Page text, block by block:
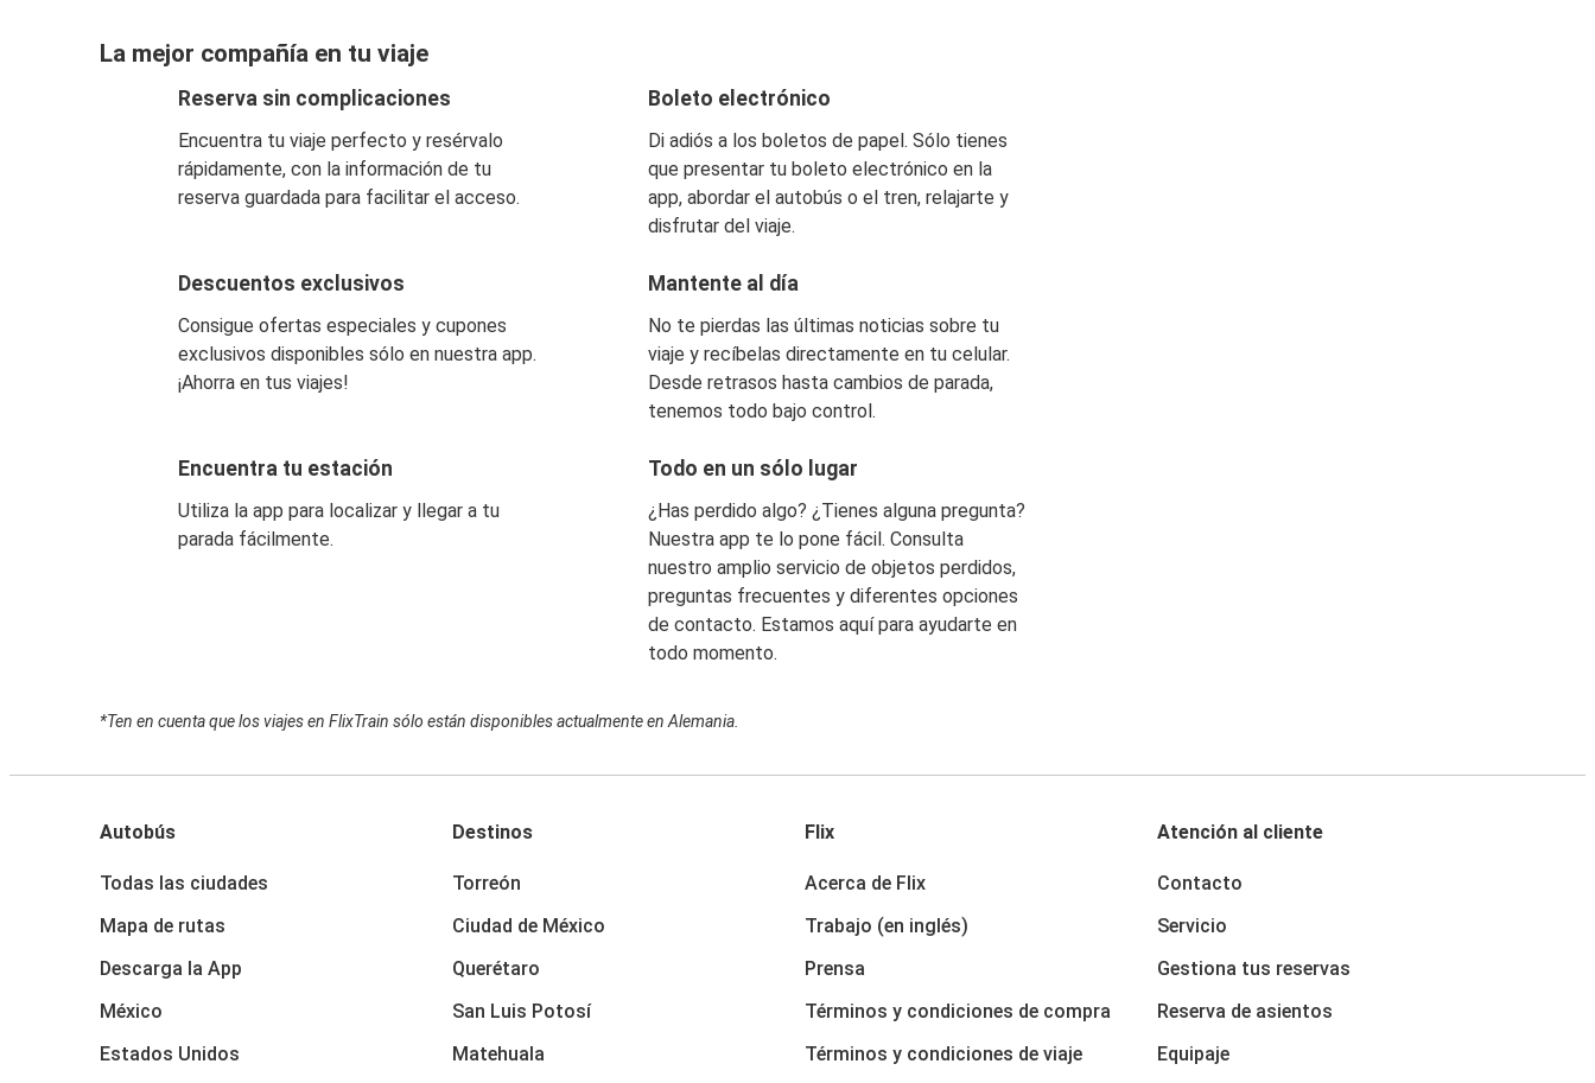
La mejor compañía en tu viaje
Reserva sin complicaciones
Encuentra tu viaje perfecto y resérvalo
rápidamente, con la información de tu
reserva guardada para facilitar el acceso.
Boleto electrónico
Di adiós a los boletos de papel. Sólo tienes
que presentar tu boleto electrónico en la
app, abordar el autobús o el tren, relajarte y
disfrutar del viaje.
Descuentos exclusivos
Consigue ofertas especiales y cupones
exclusivos disponibles sólo en nuestra app.
¡Ahorra en tus viajes!
Mantente al día
No te pierdas las últimas noticias sobre tu
viaje y recíbelas directamente en tu celular.
Desde retrasos hasta cambios de parada,
tenemos todo bajo control.
Encuentra tu estación
Utiliza la app para localizar y llegar a tu
parada fácilmente.
Todo en un sólo lugar
¿Has perdido algo? ¿Tienes alguna pregunta?
Nuestra app te lo pone fácil. Consulta
nuestro amplio servicio de objetos perdidos,
preguntas frecuentes y diferentes opciones
de contacto. Estamos aquí para ayudarte en
todo momento.
*Ten en cuenta que los viajes en FlixTrain sólo están disponibles actualmente en Alemania.
Autobús
Todas las ciudades
Mapa de rutas
Descarga la App
México
Estados Unidos
Destinos
Torreón
Ciudad de México
Querétaro
San Luis Potosí
Matehuala
Flix
Acerca de Flix
Trabajo (en inglés)
Prensa
Términos y condiciones de compra
Términos y condiciones de viaje
Atención al cliente
Contacto
Servicio
Gestiona tus reservas
Reserva de asientos
Equipaje